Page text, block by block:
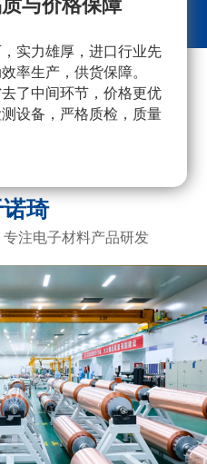
与价格保障
实力雄厚，进口行业先
率生产，供货保障。
了中间环节，价格更优
设备，严格质检，质量
采
琦
注电子材料产品研发